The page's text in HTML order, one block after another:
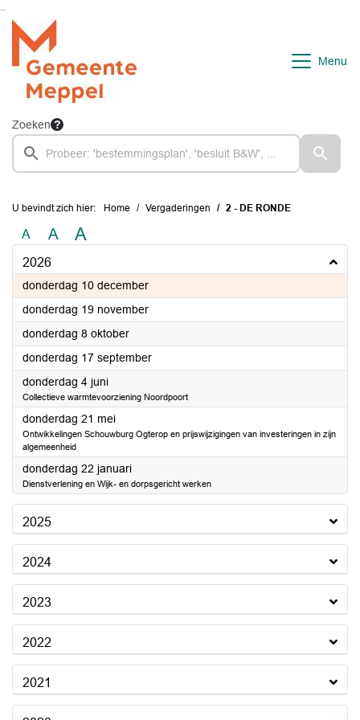
Ga naar de inhoud van deze pagina
Ga naar het zoeken
Ga naar het menu
Menu
Zoeken
U bevindt zich hier: Home Vergaderingen 2 - DE RONDE
A A A
2026
donderdag 10 december2026
donderdag 19 november2026
donderdag 8 oktober2026
donderdag 17 september2026
donderdag 4 juni2026
Collectieve warmtevoorziening Noordpoort
donderdag 21 mei2026
Ontwikkelingen Schouwburg Ogterop en prijswijzigingen van investeringen in zijn
algemeenheid
donderdag 22 januari2026
Dienstverlening en Wijk- en dorpsgericht werken
2025
2024
2023
2022
2021